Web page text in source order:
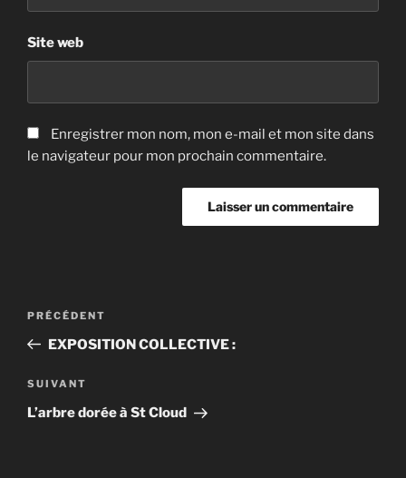
Site web
Enregistrer mon nom, mon e-mail et mon site dans
le navigateur pour mon prochain commentaire.
Navigation
l’article
Article
précédent
PRÉCÉDENT
EXPOSITION COLLECTIVE :
Article
suivant
SUIVANT
L’arbre dorée à St Cloud